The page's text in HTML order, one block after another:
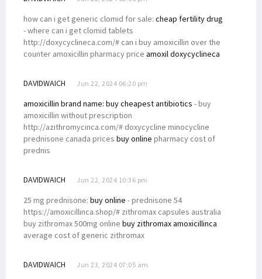
how can i get generic clomid for sale: cheap fertility drug
- where can i get clomid tablets
http://doxycyclineca.com/# can i buy amoxicillin over the
counter amoxicillin pharmacy price amoxil doxycyclineca
DAVIDWAICH Jun 22, 2024 06:20 pm
amoxicillin brand name: buy cheapest antibiotics - buy
amoxicillin without prescription
http://azithromycinca.com/# doxycycline minocycline
prednisone canada prices buy online pharmacy cost of
prednis
DAVIDWAICH Jun 22, 2024 10:36 pm
25 mg prednisone: buy online - prednisone 54
https://amoxicillinca.shop/# zithromax capsules australia
buy zithromax 500mg online buy zithromax amoxicillinca
average cost of generic zithromax
DAVIDWAICH Jun 23, 2024 07:05 am